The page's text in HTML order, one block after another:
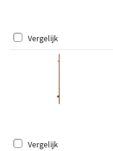
Vergelijk
Vergelijk